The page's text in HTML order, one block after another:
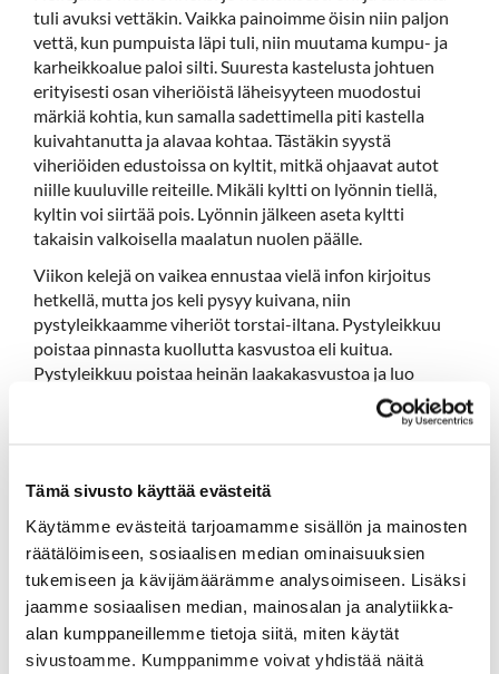
Tämä sivusto käyttää evästeitä
Käytämme evästeitä tarjoamamme sisällön ja mainosten
räätälöimiseen, sosiaalisen median ominaisuuksien
tukemiseen ja kävijämäärämme analysoimiseen. Lisäksi
jaamme sosiaalisen median, mainosalan ja analytiikka-
alan kumppaneillemme tietoja siitä, miten käytät
sivustoamme. Kumppanimme voivat yhdistää näitä
tuli avuksi vettäkin. Vaikka painoimme öisin niin paljon
vettä, kun pumpuista läpi tuli, niin muutama kumpu- ja
karheikkoalue paloi silti. Suuresta kastelusta johtuen
erityisesti osan viheriöistä läheisyyteen muodostui
märkiä kohtia, kun samalla sadettimella piti kastella
kuivahtanutta ja alavaa kohtaa. Tästäkin syystä
viheriöiden edustoissa on kyltit, mitkä ohjaavat autot
niille kuuluville reiteille. Mikäli kyltti on lyönnin tiellä,
kyltin voi siirtää pois. Lyönnin jälkeen aseta kyltti
takaisin valkoisella maalatun nuolen päälle.
Viikon kelejä on vaikea ennustaa vielä infon kirjoitus
hetkellä, mutta jos keli pysyy kuivana, niin
pystyleikkaamme viheriöt torstai-iltana. Pystyleikkuu
poistaa pinnasta kuollutta kasvustoa eli kuitua.
Pystyleikkuu poistaa heinän laakakasvustoa ja luo
uusille nurmiversoille tilaa, kun heinät kasvavat
pystyssä. Näin ollen viheriöistä tulee nopeampia.
paikkaamattomia alastulojälkiä.
Rangen leikkuu torstai aamuna, range on suljettu klo
8:30 asti.
Terveisin
Kenttämestari Ville